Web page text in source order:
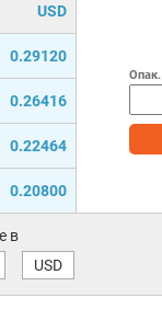
USD
0.29120
0.26416
0.22464
0.20800
Опак.
в
USD